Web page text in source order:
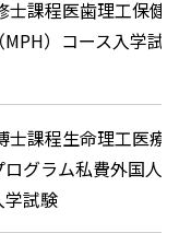
士課程医歯理工保健
）コース入学試
士課程生命理工医療
グラム私費外国人
学試験